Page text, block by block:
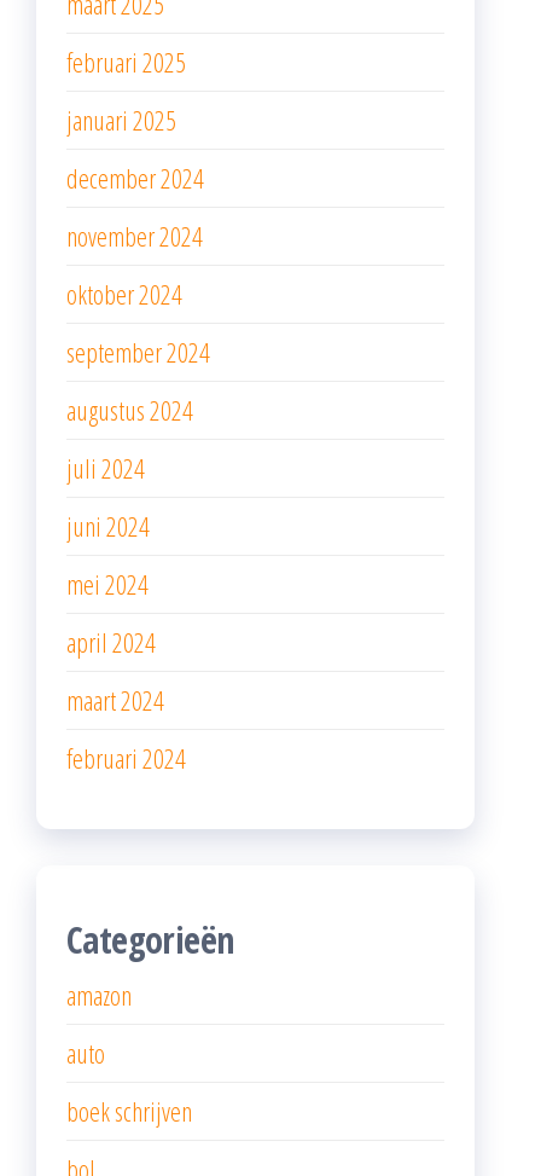
februari 2025
januari 2025
december 2024
november 2024
oktober 2024
september 2024
augustus 2024
juli 2024
juni 2024
mei 2024
april 2024
maart 2024
februari 2024
Categorieën
amazon
auto
boek schrijven